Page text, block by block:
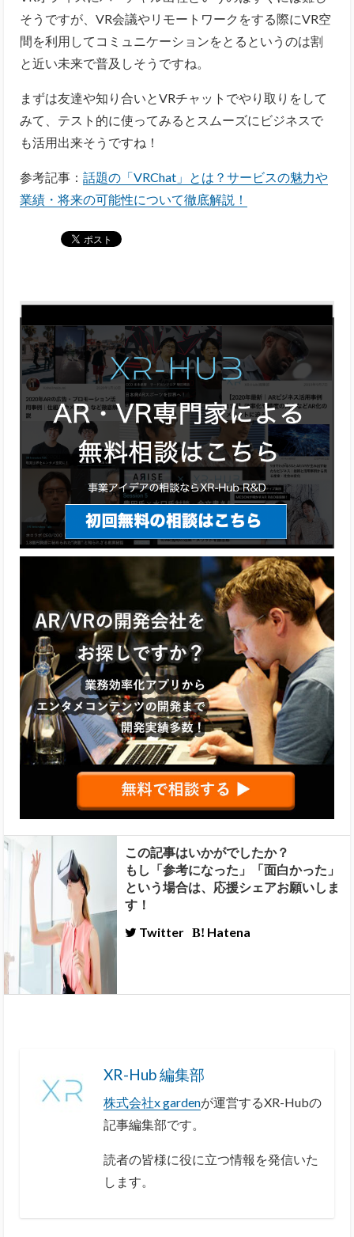
そうですが、VR会議やリモートワークをする際にVR空
間を利用してコミュニケーションをとるというのは割
と近い未来で普及しそうですね。
まずは友達や知り合いとVRチャットでやり取りをして
みて、テスト的に使ってみるとスムーズにビジネスで
も活用出来そうですね！
参考記事： 話題の「VRChat」とは？サービスの魅力や
業績・将来の可能性について徹底解説！
この記事はいかがでしたか？
もし「参考になった」「面白かった」
という場合は、応援シェアお願いしま
す！
Twitter
Hatena
XR-Hub 編集部
株式会社x gardenが運営するXR-Hubの
記事編集部です。
読者の皆様に役に立つ情報を発信いた
します。